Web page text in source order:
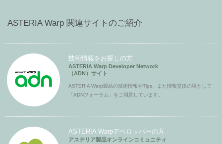
ASTERIA Warp 関連サイトのご紹介
技術情報をお探しの方
ASTERIA Warp Developer Network
（ADN）サイト
ASTERIA Warp製品の技術情報やTips、また情報交換の場として
「ADNフォーラム」をご用意しています。
ASTERIA Warpデベロッパーの方
アステリア製品オンラインコミュニティ